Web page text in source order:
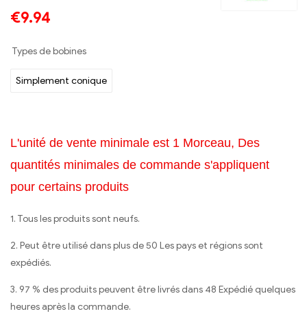
€9.94
Types de bobines
Simplement conique
L'unité de vente minimale est 1 Morceau, Des
quantités minimales de commande s'appliquent
pour certains produits
1. Tous les produits sont neufs.
2. Peut être utilisé dans plus de 50 Les pays et régions sont
expédiés.
3. 97 % des produits peuvent être livrés dans 48 Expédié quelques
heures après la commande.